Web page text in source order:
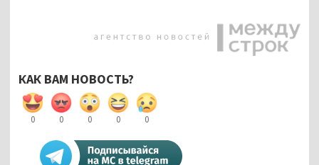
КАК ВАМ НОВОСТЬ?
0 0 0 0 0